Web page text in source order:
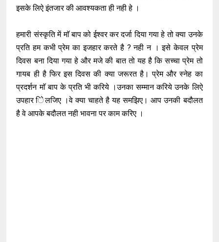
इसके लिऐ इंतजार की आवश्यकता ही नही हे ।
हमारी संस्कृति में माॅ बाप को ईश्वर कर दर्जा दिया गया हे तो क्या उनके
प्रति हम कभी प्रेम का इजहार करते है ? नही न । इसे केवल प्रेम
दिवस बना दिया गया हे और मजे की बात तो यह है कि सच्चा प्रेम तो
गायब ही है फिर इस दिवस की क्या जरूरत है। प्रेम और स्नेह का
प्रदर्शन माॅ बाप के प्रति भी करिये ।उनका सम्मान करिये उनके लिऐ
उपहार ेिलजिए ।वे क्या चाहते है यह समझिए। आप उनकी बदौलत
है वे आपके बदौलत नही भावना पर काम करिए ।